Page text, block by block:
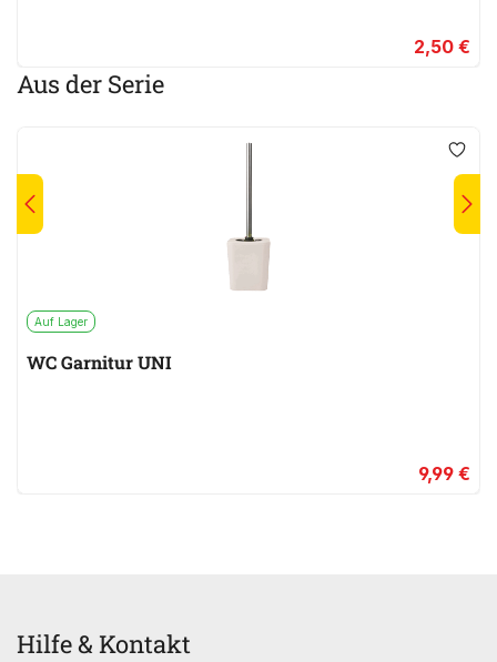
2,50 €
Aus der Serie
Auf Lager
WC Garnitur UNI
9,99 €
Hilfe & Kontakt